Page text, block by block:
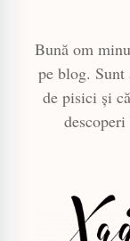
Bună om
pe blog.
de pisici și